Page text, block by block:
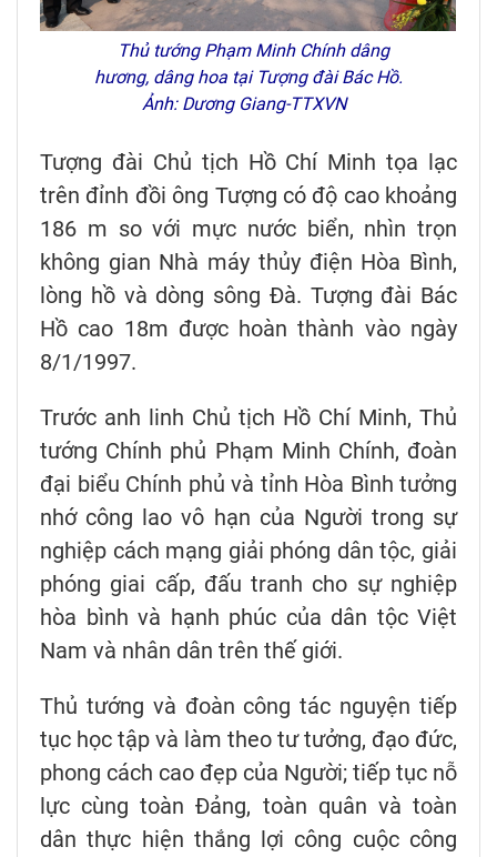
Thủ tướng Phạm Minh Chính dâng
hương, dâng hoa tại Tượng đài Bác Hồ.
Ảnh: Dương Giang-TTXVN
Tượng đài Chủ tịch Hồ Chí Minh tọa lạc
trên đỉnh đồi ông Tượng có độ cao khoảng
186 m so với mực nước biển, nhìn trọn
không gian Nhà máy thủy điện Hòa Bình,
lòng hồ và dòng sông Đà. Tượng đài Bác
Hồ cao 18m được hoàn thành vào ngày
8/1/1997.
Trước anh linh Chủ tịch Hồ Chí Minh, Thủ
tướng Chính phủ Phạm Minh Chính, đoàn
đại biểu Chính phủ và tỉnh Hòa Bình tưởng
nhớ công lao vô hạn của Người trong sự
nghiệp cách mạng giải phóng dân tộc, giải
phóng giai cấp, đấu tranh cho sự nghiệp
hòa bình và hạnh phúc của dân tộc Việt
Nam và nhân dân trên thế giới.
Thủ tướng và đoàn công tác nguyện tiếp
tục học tập và làm theo tư tưởng, đạo đức,
phong cách cao đẹp của Người; tiếp tục nỗ
lực cùng toàn Đảng, toàn quân và toàn
dân thực hiện thắng lợi công cuộc công